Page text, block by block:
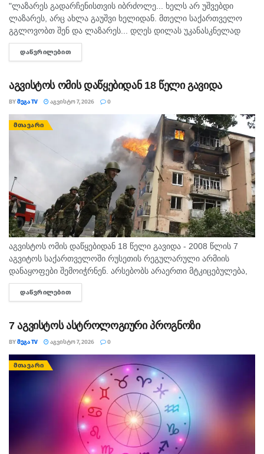
"ლაზარეს გადარჩენისთვის იბრძოლე... ხელს არ უშვებდი
ლაზარეს, არც ახლა გაუშვი ხელიდან. მთელი საქართველო
გგლოვობთ შენ და ლაზარეს... დღეს დილას უკანასკნელად
მომესალმე, თურმე. ისღა დაგვრჩა ნუგეშად, შენი თავი
გვაპოვნინო..." - 6...
ᲓᲐᲬᲕᲠᲘᲚᲔᲑᲘᲗ
აგვისტოს ომის დაწყებიდან 18 წელი გავიდა
BYᲛᲔᲒᲐ TV ᲐᲒᲕᲘᲡᲢᲝ 7, 2026 0
ᲛᲗᲐᲕᲐᲠᲘ
აგვისტოს ომის დაწყებიდან 18 წელი გავიდა - 2008 წლის 7
აგვიტოს საქართველოში რუსეთის რეგულარული არმიის
დანაყოფები შემოიჭრნენ. არსებობს არაერთი მტკიცებულება,
რომლითაც დადასტურდა, რომ რუსეთის ჯარმა საქართველოს
სახელმწიფო საზღვარი სწორედ 7...
ᲓᲐᲬᲕᲠᲘᲚᲔᲑᲘᲗ
7 აგვისტოს ასტროლოგიური პროგნოზი
BYᲛᲔᲒᲐ TV ᲐᲒᲕᲘᲡᲢᲝ 7, 2026 0
ᲛᲗᲐᲕᲐᲠᲘ